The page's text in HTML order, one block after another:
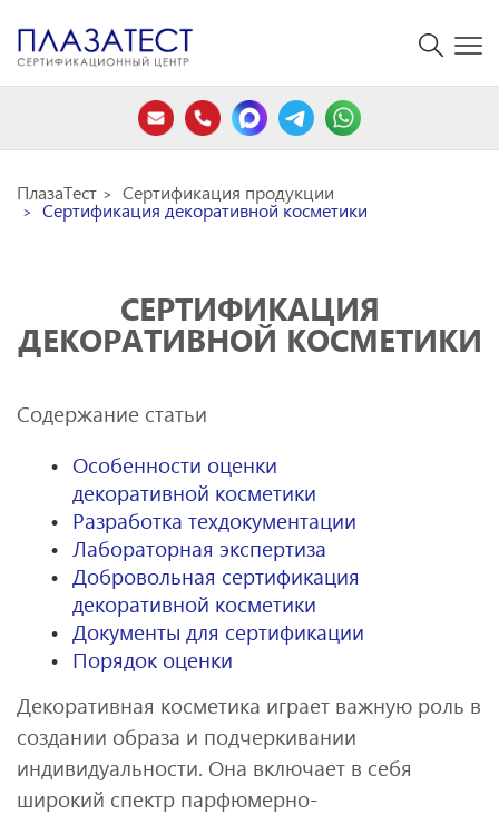
ПлазаТест Сертификация продукции
Сертификация декоративной косметики
СЕРТИФИКАЦИЯ
ДЕКОРАТИВНОЙ КОСМЕТИКИ
Содержание статьи
Особенности оценки
декоративной косметики
Разработка техдокументации
Лабораторная экспертиза
Добровольная сертификация
декоративной косметики
Документы для сертификации
Порядок оценки
Декоративная косметика играет важную роль в
создании образа и подчеркивании
индивидуальности. Она включает в себя
широкий спектр парфюмерно-